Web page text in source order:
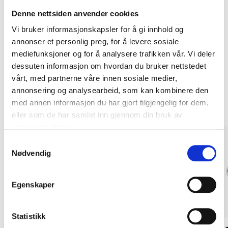
Denne nettsiden anvender cookies
Vi bruker informasjonskapsler for å gi innhold og
annonser et personlig preg, for å levere sosiale
mediefunksjoner og for å analysere trafikken vår. Vi deler
dessuten informasjon om hvordan du bruker nettstedet
vårt, med partnerne våre innen sosiale medier,
annonsering og analysearbeid, som kan kombinere den
med annen informasjon du har gjort tilgjengelig for dem,
eller som de har samlet inn gjennom din bruk av
Nødvendig
Egenskaper
Statistikk
Kjøp & Hent
Kjøp & Hent i ditt varehus.
LES MER
Andre kunder har også kjøpt